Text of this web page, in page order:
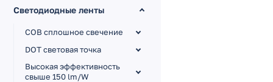
Светодиодные ленты
COB сплошное свечение
DOT световая точка
Высокая эффективность
свыше 150 lm/W